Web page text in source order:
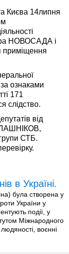
Києва 14липня
НОВОСАДА і
приміщення
ознаками
171
слідство.
від
СТБ.
в Україні.
була створена у
України у
події, у
Міжнародного
воєнні